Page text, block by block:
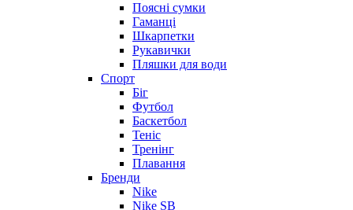
Поясні сумки
Гаманці
Шкарпетки
Рукавички
Пляшки для води
Спорт
Біг
Футбол
Баскетбол
Теніс
Тренінг
Плавання
Бренди
Nike
Nike SB